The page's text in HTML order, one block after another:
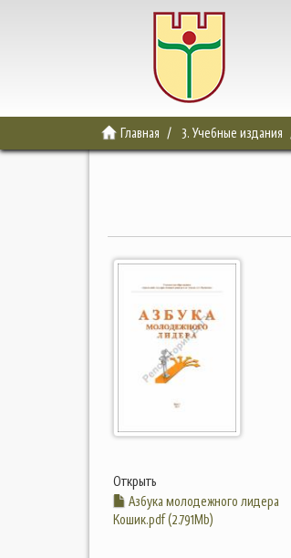
Главная 3. Учебные издания
Открыть
Азбука молодежного лидера
Кошик.pdf (2.791Mb)